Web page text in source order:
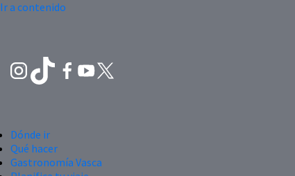
Ir a contenido
Dónde ir
Qué hacer
Gastronomía Vasca